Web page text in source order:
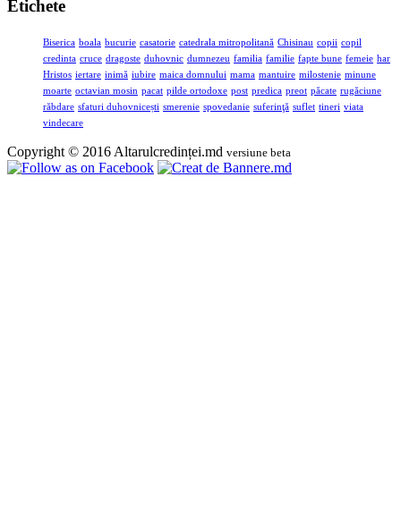
Etichete
Biserica boala bucurie casatorie catedrala mitropolitană Chisinau copii copil
credinta cruce dragoste duhovnic dumnezeu familia familie fapte bune femeie har
Hristos iertare inimă iubire maica domnului mama mantuire milostenie minune
moarte octavian mosin pacat pilde ortodoxe post predica preot păcate rugăciune
răbdare sfaturi duhovnicești smerenie spovedanie suferinţă suflet tineri viata
vindecare
Copyright © 2016 Altarulcredinței.md versiune beta